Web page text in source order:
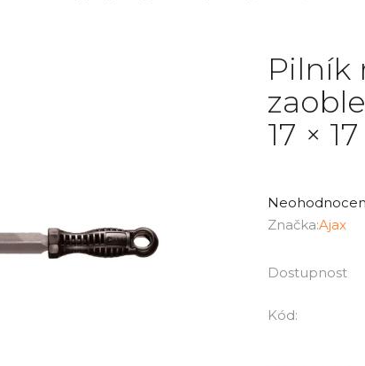
Pilník
17 ×
hodnocení
produktu
0,0
5
Značka:Ajax
Dostupnost
Kód: